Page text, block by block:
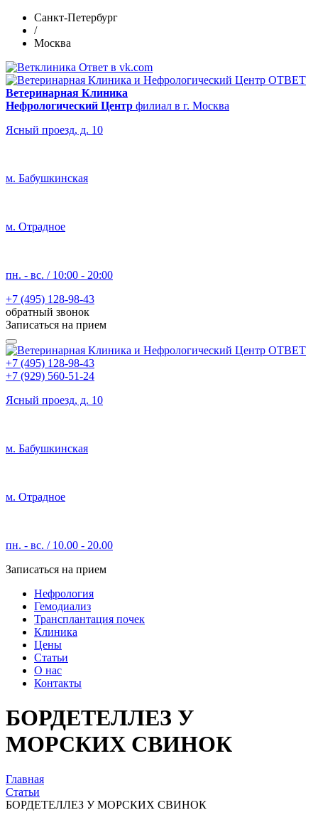
Санкт-Петербург
/
Москва
Ветеринарная Клиника
Нефрологический Центр филиал в г. Москва
Ясный проезд, д. 10
м. Бабушкинская
м. Отрадное
пн. - вс. / 10:00 - 20:00
+7 (495) 128-98-43
обратный звонок
Записаться на прием
+7 (495) 128-98-43
+7 (929) 560-51-24
Ясный проезд, д. 10
м. Бабушкинская
м. Отрадное
пн. - вс. / 10.00 - 20.00
Записаться на прием
Нефрология
Гемодиализ
Трансплантация почек
Клиника
Цены
Статьи
О нас
Контакты
БОРДЕТЕЛЛЕЗ У
МОРСКИХ СВИНОК
Главная
Статьи
БОРДЕТЕЛЛЕЗ У МОРСКИХ СВИНОК